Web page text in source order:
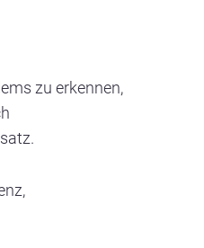
zu erkennen,